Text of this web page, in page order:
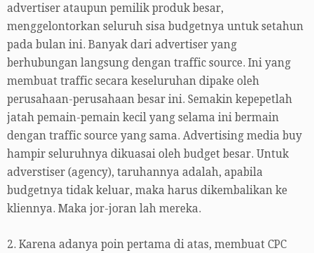
advertiser ataupun pemilik produk besar,
menggelontorkan seluruh sisa budgetnya untuk setahun
pada bulan ini. Banyak dari advertiser yang
berhubungan langsung dengan traffic source. Ini yang
membuat traffic secara keseluruhan dipake oleh
perusahaan-perusahaan besar ini. Semakin kepepetlah
jatah pemain-pemain kecil yang selama ini bermain
dengan traffic source yang sama. Advertising media buy
hampir seluruhnya dikuasai oleh budget besar. Untuk
adverstiser (agency), taruhannya adalah, apabila
budgetnya tidak keluar, maka harus dikembalikan ke
kliennya. Maka jor-joran lah mereka.
2. Karena adanya poin pertama di atas, membuat CPC